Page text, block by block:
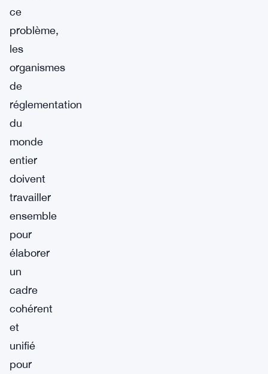
ce
problème,
les
organismes
de
réglementation
du
monde
entier
doivent
travailler
ensemble
pour
élaborer
un
cadre
cohérent
et
unifié
pour